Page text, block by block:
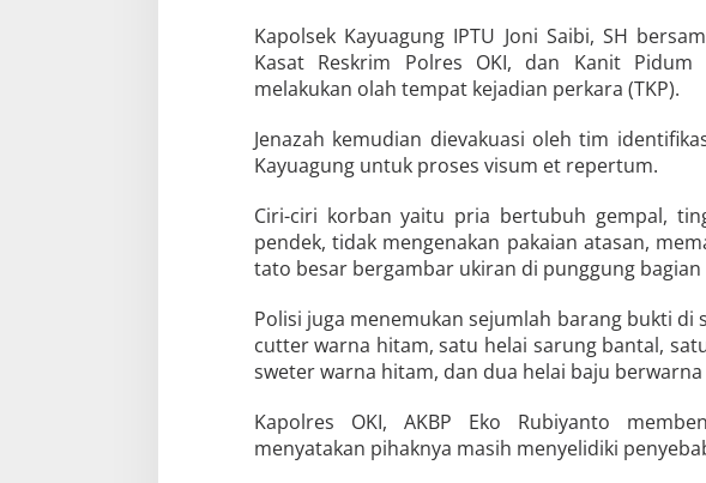
Kapolsek Kayuagung IPTU Joni Saibi, SH
Kasat Reskrim Polres OKI, dan Kanit
melakukan olah tempat kejadian perkara (TKP).
Jenazah kemudian dievakuasi oleh tim
Kayuagung untuk proses visum et repertum.
Ciri-ciri korban yaitu pria bertubuh gempal,
pendek, tidak mengenakan pakaian atasan,
tato besar bergambar ukiran di punggung bagian
Polisi juga menemukan sejumlah barang bukti
cutter warna hitam, satu helai sarung bantal,
sweter warna hitam, dan dua helai baju
Kapolres OKI, AKBP Eko Rubiyanto
menyatakan pihaknya masih menyelidiki